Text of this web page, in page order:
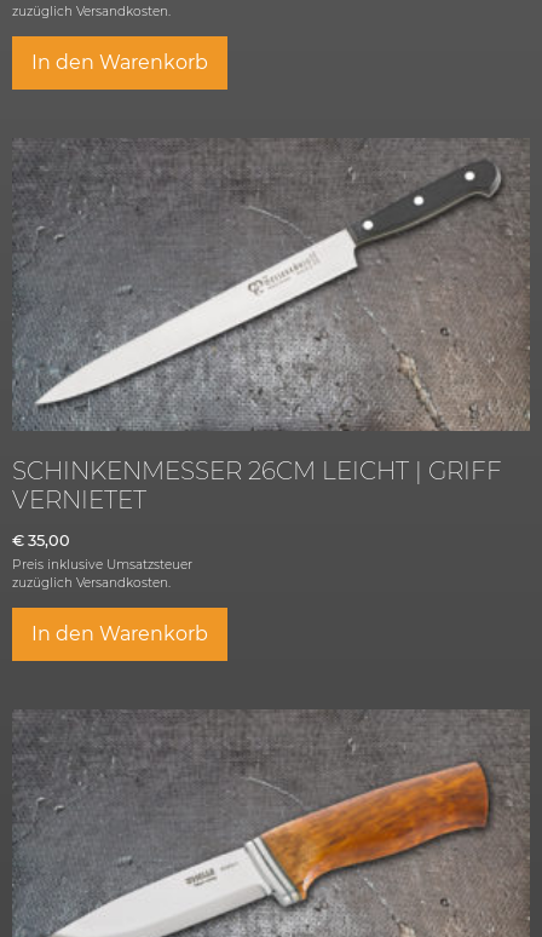
zuzüglich Versandkosten.
In den Warenkorb
SCHINKENMESSER 26CM LEICHT | GRIFF
VERNIETET
€ 35,00
Preis inklusive Umsatzsteuer
zuzüglich Versandkosten.
In den Warenkorb